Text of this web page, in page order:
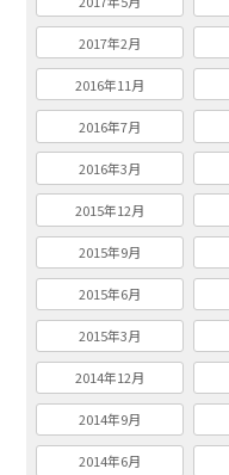
2017年2月
2016年11月
2016年7月
2016年3月
2015年12月
2015年9月
2015年6月
2015年3月
2014年12月
2014年9月
2014年6月